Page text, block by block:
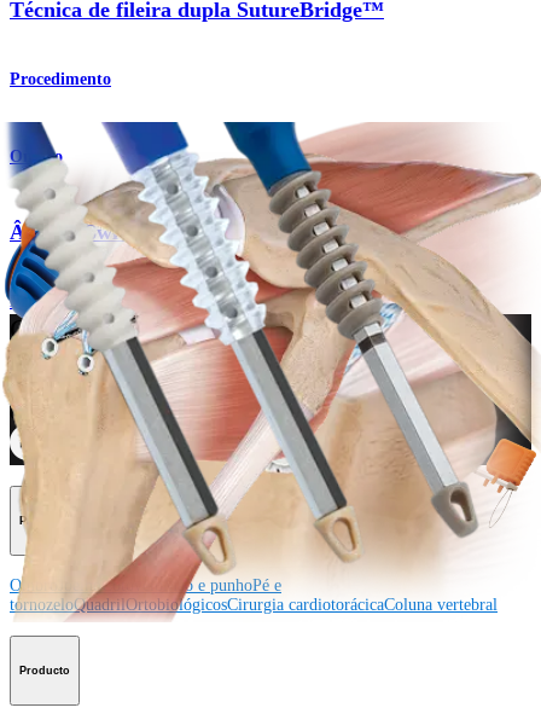
Técnica de fileira dupla SutureBridge™
Procedimento
Ombro
Âncora SwiveLock®C
Produto
Como podemos ajudar?
Contacte um representante
Veja eventos, laboratórios e oportunidades educacionais
Inscreva-se para receber: O que há de novo na Arthrex?
Conecte-se conosco
Procedimento
Ombro JoelhoCotovelo Mão e punhoPé e
tornozeloQuadrilOrtobiológicosCirurgia cardiotorácicaColuna vertebral
Producto